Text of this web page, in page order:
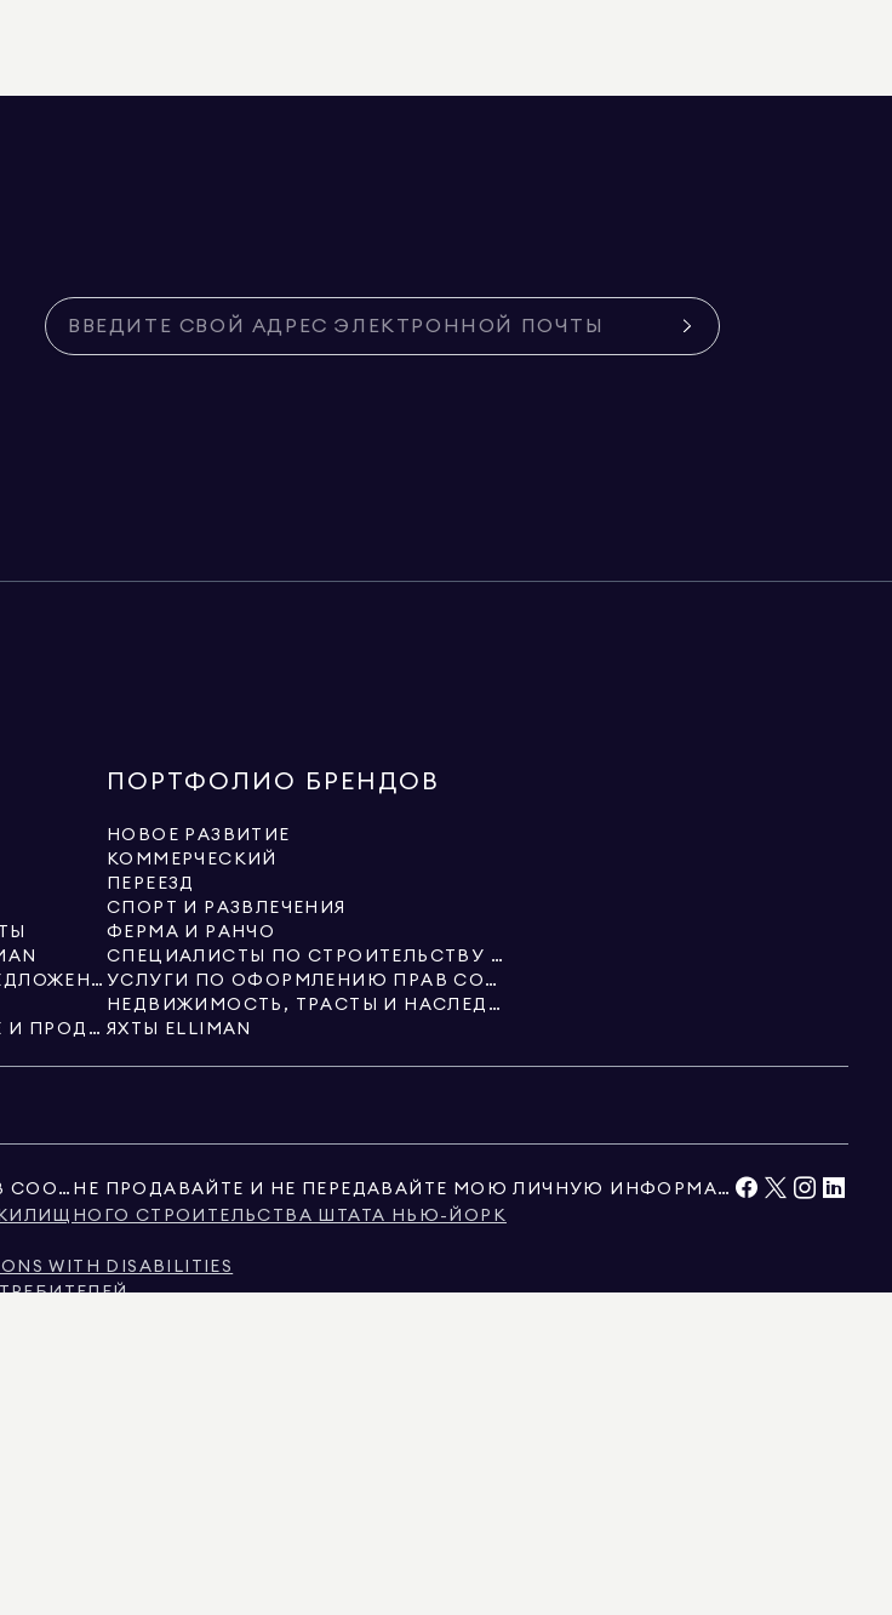
НОВЫЕ ЭКСКЛЮЗИВНЫЕ ПРЕДЛОЖЕНИЯ ОТ ELLIMAN
РУКОВОДСТВА ПО ПОКУПКЕ И ПРОДАЖЕ
ПОРТФОЛИО БРЕНДОВ
НОВОЕ РАЗВИТИЕ
КОММЕРЧЕСКИЙ
ПЕРЕЕЗД
СПОРТ И РАЗВЛЕЧЕНИЯ
ФЕРМА И РАНЧО
СПЕЦИАЛИСТЫ ПО СТРОИТЕЛЬСТВУ И НЕДВИЖИМОСТИ
УСЛУГИ ПО ОФОРМЛЕНИЮ ПРАВ СОБСТВЕННОСТИ
НЕДВИЖИМОСТЬ, ТРАСТЫ И НАСЛЕДСТВА
ЯХТЫ ELLIMAN
НАСТРОЙКИ ФАЙЛОВ COOKIE
НЕ ПРОДАВАЙТЕ И НЕ ПЕРЕДАВАЙТЕ МОЮ ЛИЧНУЮ ИНФОРМАЦИЮ
СТРОИТЕЛЬСТВА ШТАТА НЬЮ-ЙОРК
WITH DISABILITIES